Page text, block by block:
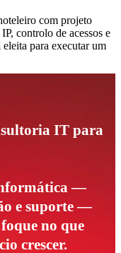
com projeto
controlo de acessos e
para executar um
IT para
—
e suporte —
no que
crescer.